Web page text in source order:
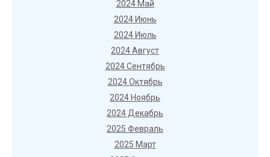
2024 Май
2024 Июнь
2024 Июль
2024 Август
2024 Сентябрь
2024 Октябрь
2024 Ноябрь
2024 Декабрь
2025 Февраль
2025 Март